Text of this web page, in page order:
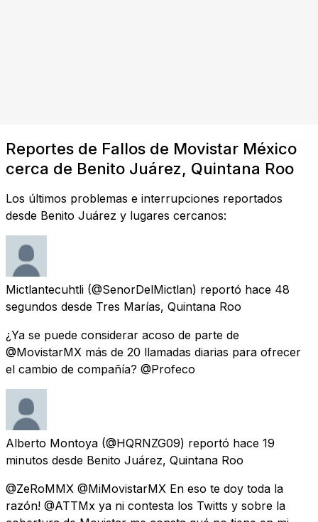
Reportes de Fallos de Movistar México
cerca de Benito Juárez, Quintana Roo
Los últimos problemas e interrupciones reportados
desde Benito Juárez y lugares cercanos:
Mictlantecuhtli (@SenorDelMictlan) reportó hace 48
segundos desde Tres Marías, Quintana Roo
¿Ya se puede considerar acoso de parte de
@MovistarMX más de 20 llamadas diarias para ofrecer
el cambio de compañía? @Profeco
Alberto Montoya (@HQRNZG09) reportó hace 19
minutos desde Benito Juárez, Quintana Roo
@ZeRoMMX @MiMovistarMX En eso te doy toda la
razón! @ATTMx ya ni contesta los Twitts y sobre la